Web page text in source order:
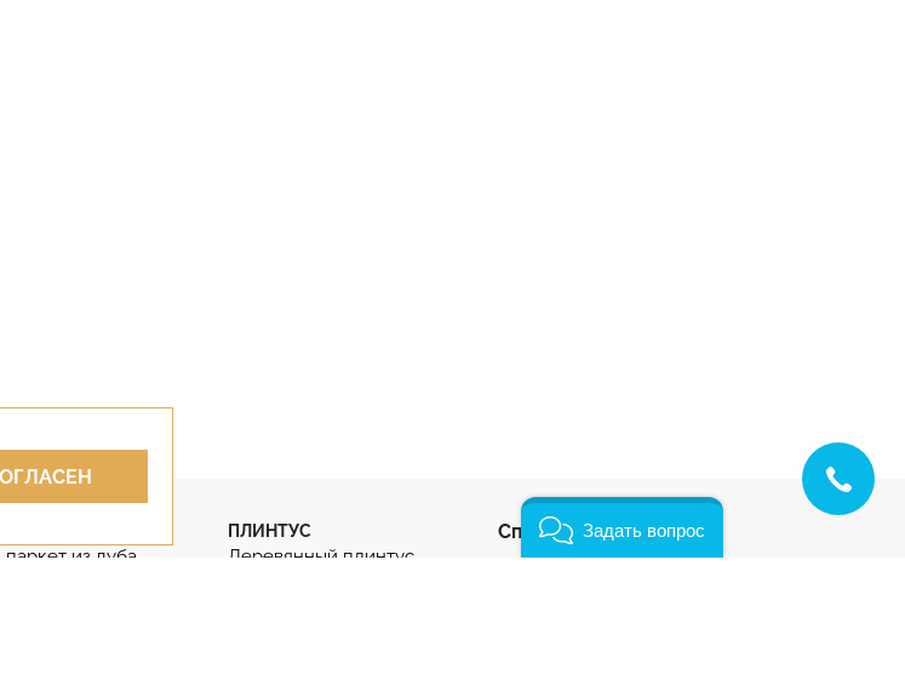
из дуба
ПЛИНТУС
Деревянный плинтус
Способы оплаты:
Задать вопрос